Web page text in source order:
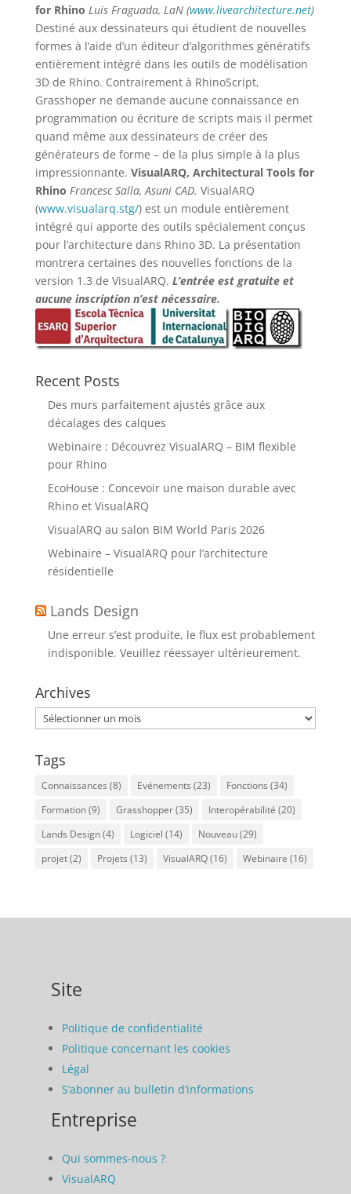
for Rhino Luis Fraguada, LaN (www.livearchitecture.net)
Destiné aux dessinateurs qui étudient de nouvelles
formes à l’aide d’un éditeur d’algorithmes génératifs
entièrement intégré dans les outils de modélisation
3D de Rhino. Contrairement à RhinoScript,
Grasshoper ne demande aucune connaissance en
programmation ou écriture de scripts mais il permet
quand même aux dessinateurs de créer des
générateurs de forme – de la plus simple à la plus
impressionnante. VisualARQ, Architectural Tools for
Rhino Francesc Salla, Asuni CAD. VisualARQ
(www.visualarq.stg/) est un module entièrement
intégré qui apporte des outils spécialement conçus
pour l’architecture dans Rhino 3D. La présentation
montrera certaines des nouvelles fonctions de la
version 1.3 de VisualARQ. L’entrée est gratuite et
aucune inscription n’est nécessaire.
Recent Posts
Des murs parfaitement ajustés grâce aux
décalages des calques
Webinaire : Découvrez VisualARQ – BIM flexible
pour Rhino
EcoHouse : Concevoir une maison durable avec
Rhino et VisualARQ
VisualARQ au salon BIM World Paris 2026
Webinaire – VisualARQ pour l’architecture
résidentielle
Lands Design
Une erreur s’est produite, le flux est probablement
indisponible. Veuillez réessayer ultérieurement.
Archives
Archives
Tags
Connaissances (8) Evénements (23) Fonctions (34)
Formation(9) Grasshopper(35) Interopérabilité (20)
Lands Design(4) Logiciel (14) Nouveau(29)
projet(2) Projets (13) VisualARQ(16) Webinaire (16)
Site
Politique de confidentialité
Politique concernant les cookies
Légal
S’abonner au bulletin d’informations
Entreprise
Qui sommes-nous ?
VisualARQ